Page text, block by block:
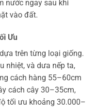
nước ngay sau khi
vào đất.
Ưu
trên từng loại giống.
nhiệt, và dưa nếp ta,
cách hàng 55–60cm
cách cây 30–35cm,
tối ưu khoảng 30.000–